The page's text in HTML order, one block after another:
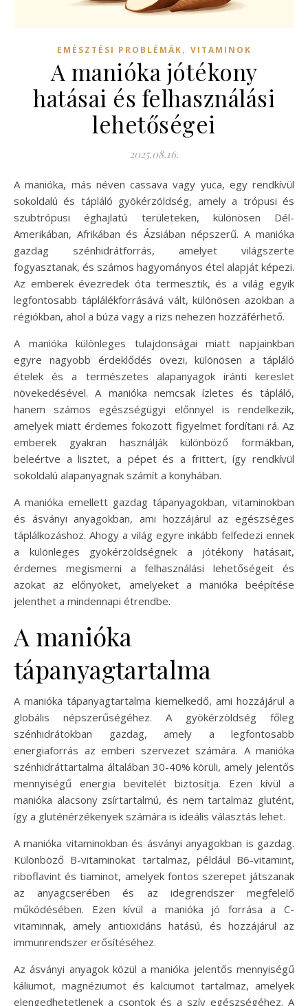
EMÉSZTÉSI PROBLÉMÁK, VITAMINOK
A manióka jótékony
hatásai és felhasználási
lehetőségei
2025.08.16.
A manióka, más néven cassava vagy yuca, egy rendkívül
sokoldalú és tápláló gyökérzöldség, amely a trópusi és
szubtrópusi éghajlatú területeken, különösen Dél-
Amerikában, Afrikában és Ázsiában népszerű. A manióka
gazdag szénhidrátforrás, amelyet világszerte
fogyasztanak, és számos hagyományos étel alapját képezi.
Az emberek évezredek óta termesztik, és a világ egyik
legfontosabb táplálékforrásává vált, különösen azokban a
régiókban, ahol a búza vagy a rizs nehezen hozzáférhető.
A manióka különleges tulajdonságai miatt napjainkban
egyre nagyobb érdeklődés övezi, különösen a tápláló
ételek és a természetes alapanyagok iránti kereslet
növekedésével. A manióka nemcsak ízletes és tápláló,
hanem számos egészségügyi előnnyel is rendelkezik,
amelyek miatt érdemes fokozott figyelmet fordítani rá. Az
emberek gyakran használják különböző formákban,
beleértve a lisztet, a pépet és a frittert, így rendkívül
sokoldalú alapanyagnak számít a konyhában.
A manióka emellett gazdag tápanyagokban, vitaminokban
és ásványi anyagokban, ami hozzájárul az egészséges
táplálkozáshoz. Ahogy a világ egyre inkább felfedezi ennek
a különleges gyökérzöldségnek a jótékony hatásait,
érdemes megismerni a felhasználási lehetőségeit és
azokat az előnyöket, amelyeket a manióka beépítése
jelenthet a mindennapi étrendbe.
A manióka
tápanyagtartalma
A manióka tápanyagtartalma kiemelkedő, ami hozzájárul a
globális népszerűségéhez. A gyökérzöldség főleg
szénhidrátokban gazdag, amely a legfontosabb
energiaforrás az emberi szervezet számára. A manióka
szénhidráttartalma általában 30-40% körüli, amely jelentős
mennyiségű energia bevitelét biztosítja. Ezen kívül a
manióka alacsony zsírtartalmú, és nem tartalmaz glutént,
így a gluténérzékenyek számára is ideális választás lehet.
A manióka vitaminokban és ásványi anyagokban is gazdag.
Különböző B-vitaminokat tartalmaz, például B6-vitamint,
riboflavint és tiaminot, amelyek fontos szerepet játszanak
az anyagcserében és az idegrendszer megfelelő
működésében. Ezen kívül a manióka jó forrása a C-
vitaminnak, amely antioxidáns hatású, és hozzájárul az
immunrendszer erősítéséhez.
Az ásványi anyagok közül a manióka jelentős mennyiségű
káliumot, magnéziumot és kalciumot tartalmaz, amelyek
elengedhetetlenek a csontok és a szív egészségéhez. A